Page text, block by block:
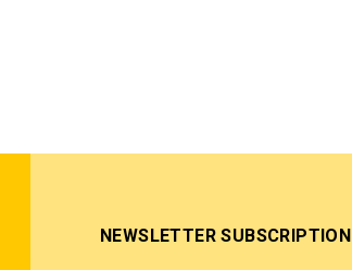
NEWSLETTER SUBSCRIPTION